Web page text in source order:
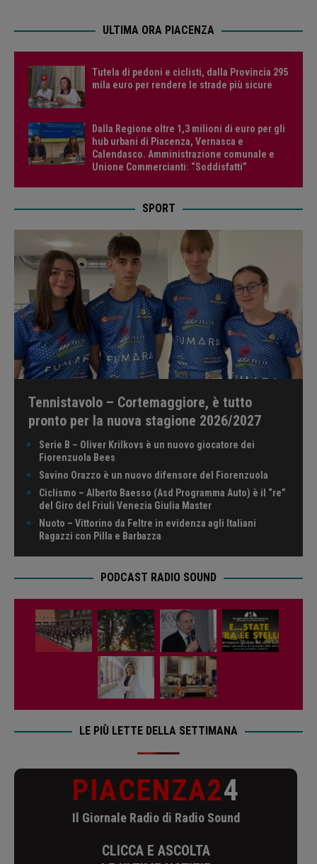
ULTIMA ORA PIACENZA
Tutela di pedoni e ciclisti, dalla Provincia 295
mila euro per rendere le strade più sicure
Dalla Regione oltre 1,3 milioni di euro per gli
hub urbani di Piacenza, Vernasca e
Calendasco. Amministrazione comunale e
Unione Commercianti: “Soddisfatti”
SPORT
Tennistavolo – Cortemaggiore, è tutto
pronto per la nuova stagione 2026/2027
Serie B – Oliver Krilkovs è un nuovo giocatore dei
Fiorenzuola Bees
Savino Orazzo è un nuovo difensore del Fiorenzuola
Ciclismo – Alberto Baesso (Asd Programma Auto) è il “re”
del Giro del Friuli Venezia Giulia Master
Nuoto – Vittorino da Feltre in evidenza agli Italiani
Ragazzi con Pilla e Barbazza
PODCAST RADIO SOUND
LE PIÙ LETTE DELLA SETTIMANA
PIACENZA24
Il Giornale Radio di Radio Sound
CLICCA E ASCOLTA